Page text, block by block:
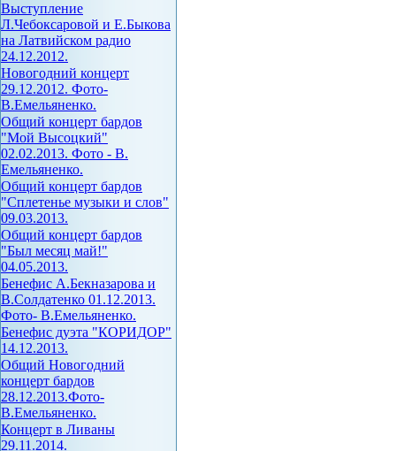
Выступление
Л.Чебоксаровой и Е.Быкова
на Латвийском радио
24.12.2012.
Новогодний концерт
29.12.2012. Фото-
В.Емельяненко.
Общий концерт бардов
"Мой Высоцкий"
02.02.2013. Фото - В.
Емельяненко.
Общий концерт бардов
"Сплетенье музыки и слов"
09.03.2013.
Общий концерт бардов
"Был месяц май!"
04.05.2013.
Бенефис А.Бекназарова и
В.Солдатенко 01.12.2013.
Фото- В.Емельяненко.
Бенефис дуэта "КОРИДОР"
14.12.2013.
Общий Новогодний
концерт бардов
28.12.2013.Фото-
В.Емельяненко.
Концерт в Ливаны
29.11.2014.